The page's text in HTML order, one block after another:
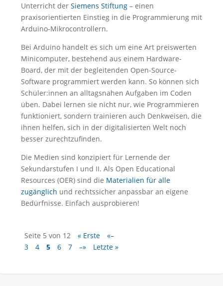
Unterricht der Siemens Stiftung – einen
praxisorientierten Einstieg in die Programmierung mit
Arduino-Mikrocontrollern.
Bei Arduino handelt es sich um eine Art preiswerten
Minicomputer, bestehend aus einem Hardware-
Board, der mit der begleitenden Open-Source-
Software programmiert werden kann. So können sich
Schüler:innen an alltagsnahen Aufgaben im Coden
üben. Dabei lernen sie nicht nur, wie Programmieren
funktioniert, sondern trainieren auch Denkweisen, die
ihnen helfen, sich in der digitalisierten Welt noch
besser zurechtzufinden.
Die Medien sind konzipiert für Lernende der
Sekundarstufen I und II. Als Open Educational
Resources (OER) sind die Materialien für alle
zugänglich und rechtssicher anpassbar an eigene
Bedürfnisse. Einfach ausprobieren!
Seite 5 von 12 « Erste
«–
3
4 5 6 7 –» Letzte »